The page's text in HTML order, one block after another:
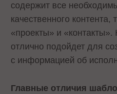
содержит все
качественного контента,
«проекты» и
отлично подойдет для
с информацией об
Главные отличия